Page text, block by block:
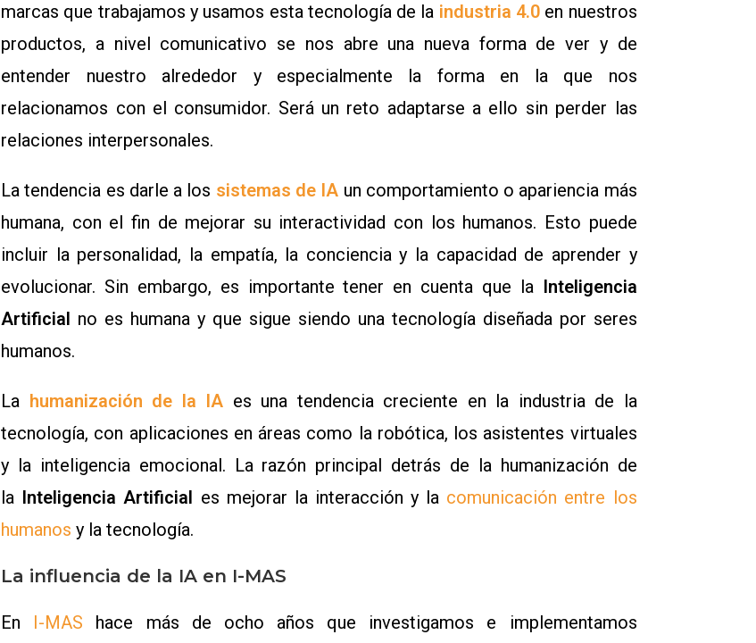
marcas que trabajamos y usamos esta tecnología de la industria 4.0 en nuestros
productos, a nivel comunicativo se nos abre una nueva forma de ver y de
entender nuestro alrededor y especialmente la forma en la que nos
relacionamos con el consumidor. Será un reto adaptarse a ello sin perder las
relaciones interpersonales.
La tendencia es darle a los sistemas de IA un comportamiento o apariencia más
humana, con el fin de mejorar su interactividad con los humanos. Esto puede
incluir la personalidad, la empatía, la conciencia y la capacidad de aprender y
evolucionar. Sin embargo, es importante tener en cuenta que la Inteligencia
Artificial no es humana y que sigue siendo una tecnología diseñada por seres
humanos.
La humanización de la IA es una tendencia creciente en la industria de la
tecnología, con aplicaciones en áreas como la robótica, los asistentes virtuales
y la inteligencia emocional. La razón principal detrás de la humanización de
la Inteligencia Artificial es mejorar la interacción y la comunicación entre los
humanos y la tecnología.
La influencia de la IA en I-MAS
En I-MAS
hace más de ocho años que investigamos e implementamos